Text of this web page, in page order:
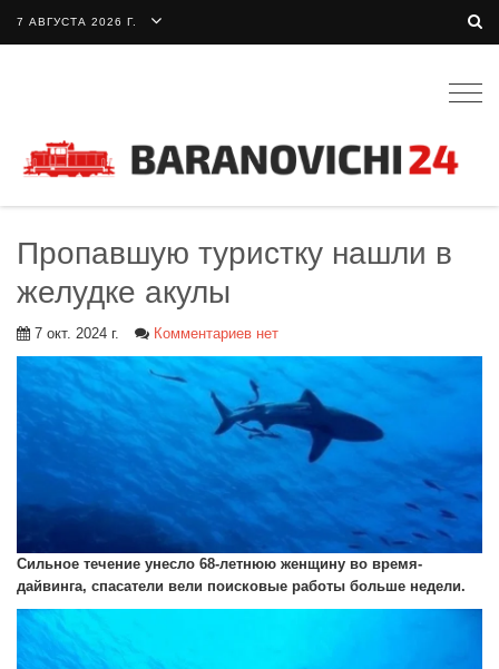
7 АВГУСТА 2026 Г.
Пропавшую туристку нашли в
желудке акулы
7 окт. 2024 г. Комментариев нет
Сильное течение унесло 68-летнюю женщину во время-
дайвинга, спасатели вели поисковые работы больше недели.